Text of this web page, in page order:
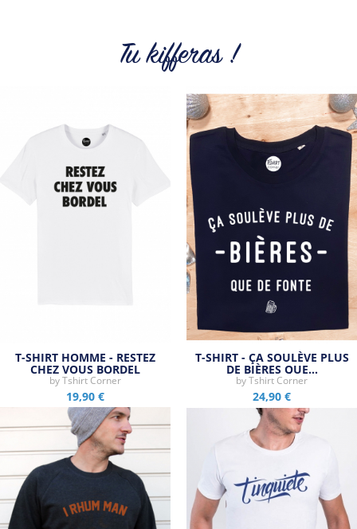
Tu kifferas !
T-SHIRT HOMME - RESTEZ
CHEZ VOUS BORDEL
byTshirt Corner
19,90 €
T-SHIRT - ÇA SOULÈVE PLUS
DE BIÈRES QUE…
byTshirt Corner
24,90 €